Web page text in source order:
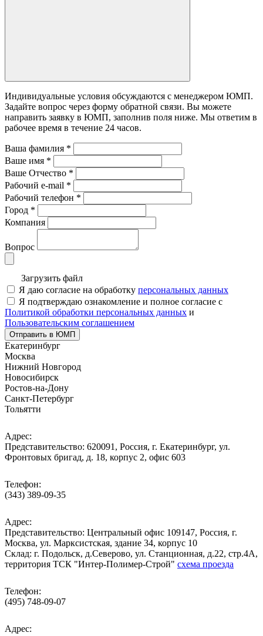
Индивидуальные условия обсуждаются с менеджером ЮМП.
Задайте вопрос через форму обратной связи. Вы можете
направить заявку в ЮМП, заполнив поля ниже. Mы ответим в
рабочее время в течение 24 часов.
Ваша фамилия *
Ваше имя *
Ваше Отчество *
Рабочий e-mail *
Рабочий телефон *
Город *
Компания
Вопрос
Загрузить файл
Я даю согласие на обработку персональных данных
Я подтверждаю ознакомление и полное согласие с
Политикой обработки персональных данных и
Пользовательским соглашением
Отправить в ЮМП
Екатеринбург
Москва
Нижний Новгород
Новосибирск
Ростов-на-Дону
Санкт-Петербург
Тольятти
Адрес:
Представительство: 620091, Россия, г. Екатеринбург, ул.
Фронтовых бригад, д. 18, корпус 2, офис 603
Телефон:
(343) 389-09-35
Адрес:
Представительство: Центральный офис 109147, Россия, г.
Москва, ул. Марксистская, здание 34, корпус 10
Cклад: г. Подольск, д.Северово, ул. Станционная, д.22, стр.4А,
территория ТСК "Интер-Полимер-Строй" схема проезда
Телефон:
(495) 748-09-07
Адрес: